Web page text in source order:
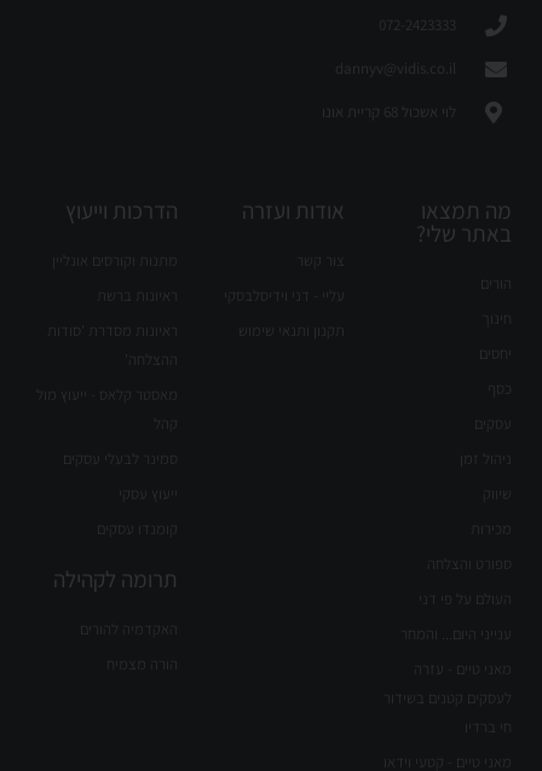
072-2423333
dannyv@vidis.co.il
לוי אשכול 68 קריית אונו
מה תמצאו
באתר שלי?
הורים
חינוך
יחסים
כסף
עסקים
ניהול זמן
שיווק
מכירות
ספורט והצלחה
העולם על פי דני
ענייני היום... והמחר
מאני טיים - עזרה
לעסקים קטנים בשידור
חי ברדיו
מאני טיים - קטעי וידאו
אודות ועזרה
צור קשר
עליי - דני וידיסלבסקי
תקנון ותנאי שימוש
הדרכות וייעוץ
מתנות וקורסים אונליין
ראיונות ברשת
ראיונות מסדרת 'סודות
ההצלחה'
מאסטר קלאס - ייעוץ מול
קהל
סמינר לבעלי עסקים
ייעוץ עסקי
קומנדו עסקים
תרומה לקהילה
האקדמיה להורים
הורה מצמיח